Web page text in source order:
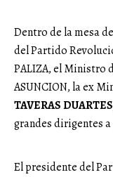
Dentro de la mesa
del Partido
PALIZA, el Ministro
ASUNCION, la ex
TAVERAS
grandes dirigentes
El presidente del